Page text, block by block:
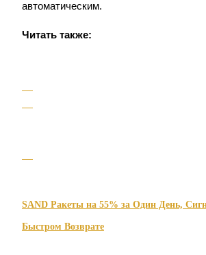
автоматическим.
Читать также:
SAND Ракеты на 55% за Один День,
Быстром Возврате